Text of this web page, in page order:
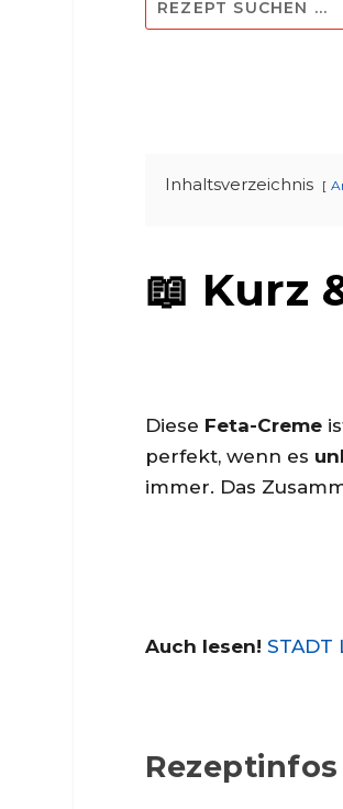
Inhaltsverzeichnis
📖 Kurz
Diese Feta-Creme
perfekt, wenn es
immer. Das
Auch lesen! STADT
Rezeptinfos